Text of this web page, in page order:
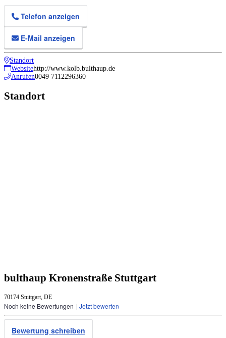
Telefon anzeigen
E-Mail anzeigen
Standort
Websitehttp://www.kolb.bulthaup.de
Anrufen0049 7112296360
Standort
bulthaup Kronenstraße Stuttgart
70174 Stuttgart, DE
Noch keine Bewertungen | Jetzt bewerten
Bewertung schreiben